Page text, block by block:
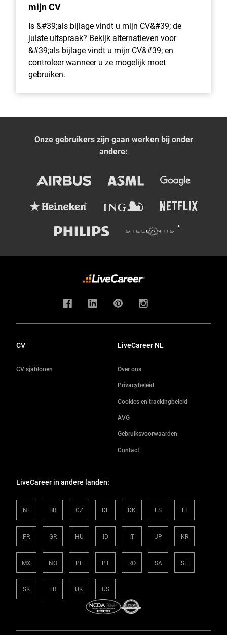
mijn CV
Is &#39;als bijlage vindt u mijn CV&#39; de
juiste uitspraak? Bekijk alternatieven voor
&#39;als bijlage vindt u mijn CV&#39; en
controleer wanneer u ze mogelijk moet
gebruiken.
Onze gebruikers zijn gaan werken bij onder
andere:
CV
CV sjablonen
LiveCareer NL
Over ons
Privacybeleid
Cookies en trackingbeleid
AVG
Gebruiksvoorwaarden
Contact
LiveCareer in andere landen:
NL BR CZ DE DK ES FI
FR GR HU ID IT JP KR
MX NO PL PT RO SA SE
SK TR UK US